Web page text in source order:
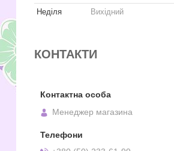
Неділя
Вихідний
КОНТАКТИ
Менеджер магазина